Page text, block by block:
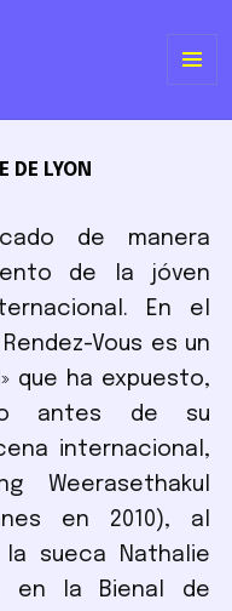
DE LYON
de manera
de la jóven
En el
Vous es un
que ha expuesto,
antes de su
internacional,
Weerasethakul
en 2010), al
la sueca Nathalie
en la Bienal de